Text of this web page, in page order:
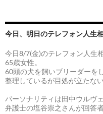
今日、明日のテレフォン人生
今日8/7(金)のテレフォン人生相
65歳女性。
60頭の犬を飼いブリーダーを
整理しているが目処が立たな
パーソナリティは田中ウルヴェ
弁護士の塩谷崇之さんが回答者